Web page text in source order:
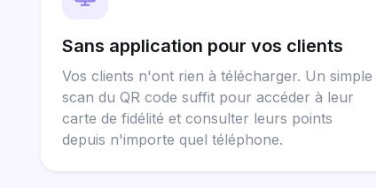
Sans application pour vos clients
Vos clients n'ont rien à télécharger. Un simple
scan du QR code suffit pour accéder à leur
carte de fidélité et consulter leurs points
depuis n'importe quel téléphone.